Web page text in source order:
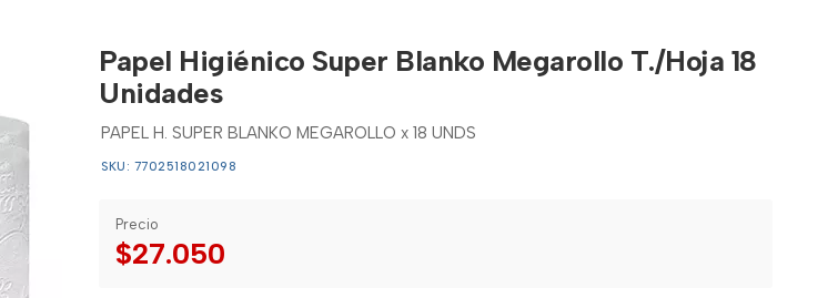
Papel Higiénico Super Blanko Megarollo T./Hoja 18
Unidades
PAPEL H. SUPER BLANKO MEGAROLLO x 18 UNDS
SKU: 7702518021098
Precio
$27.050